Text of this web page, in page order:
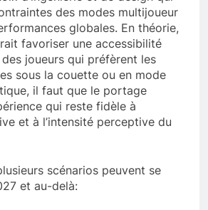
des modes multijoueur
globales. En théorie,
favoriser une accessibilité
joueurs qui préfèrent les
sous la couette ou en mode
il faut que le portage
qui reste fidèle à
et à l’intensité perceptive du
scénarios peuvent se
et au-delà: